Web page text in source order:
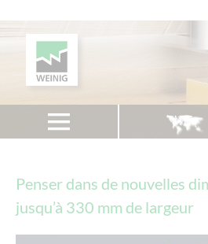
Penser dans de nouvelles
jusqu’à 330 mm de largeur